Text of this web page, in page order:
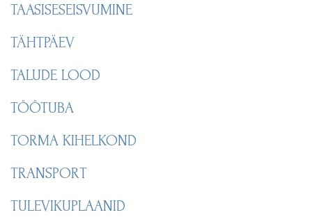
TAASISESEISVUMINE
TÄHTPÄEV
TALUDE LOOD
TÖÖTUBA
TORMA KIHELKOND
TRANSPORT
TULEVIKUPLAANID